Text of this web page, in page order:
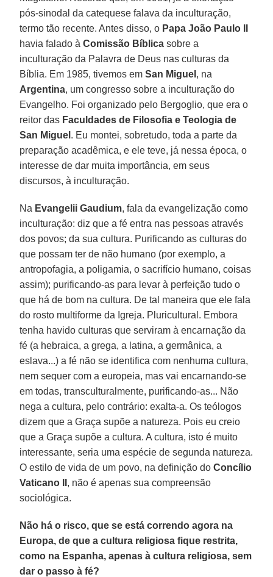
pós-sinodal da catequese falava da inculturação,
termo tão recente. Antes disso, o Papa João Paulo II
havia falado àComissão Bíblica sobre a
inculturação da Palavra de Deus nas culturas da
Bíblia. Em 1985, tivemos emSan Miguel , na
Argentina, um congresso sobre a inculturação do
Evangelho. Foi organizado pelo Bergoglio, que era o
reitor das Faculdades de Filosofia e Teologia de
San Miguel . Eu montei, sobretudo, toda a parte da
preparação acadêmica, e ele teve, já nessa época, o
interesse de dar muita importância, em seus
discursos, à inculturação.
Na Evangelii Gaudium, fala da evangelização como
inculturação: diz que a fé entra nas pessoas através
dos povos; da sua cultura. Purificando as culturas do
que possam ter de não humano (por exemplo, a
antropofagia, a poligamia, o sacrifício humano, coisas
assim); purificando-as para levar à perfeição tudo o
que há de bom na cultura. De tal maneira que ele fala
do rosto multiforme da Igreja. Pluricultural. Embora
tenha havido culturas que serviram à encarnação da
fé (a hebraica, a grega, a latina, a germânica, a
eslava...) a fé não se identifica com nenhuma cultura,
nem sequer com a europeia, mas vai encarnando-se
em todas, transculturalmente, purificando-as... Não
nega a cultura, pelo contrário: exalta-a. Os teólogos
dizem que a Graça supõe a natureza. Pois eu creio
que a Graça supõe a cultura. A cultura, isto é muito
interessante, seria uma espécie de segunda natureza.
O estilo de vida de um povo, na definição doConcílio
Vaticano II , não é apenas sua compreensão
sociológica.
Não há o risco, que se está correndo agora na
Europa, de que a cultura religiosa fique restrita,
como na Espanha, apenas à cultura religiosa, sem
dar o passo à fé?